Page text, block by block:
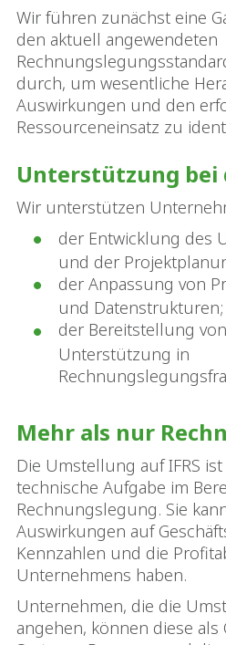
Wir führen zunächst eine
den aktuell angewendeten
durch, um wesentliche
Auswirkungen und den
Ressourceneinsatz zu
Unterstützung bei
Wir unterstützen
der Entwicklung des
und der
der Anpassung von
und Datenstrukturen;
der Bereitstellung
Unterstützung in
Mehr als nur
Die Umstellung auf IFRS
technische Aufgabe im
Rechnungslegung. Sie
Auswirkungen auf
Kennzahlen und die
Unternehmens haben.
Unternehmen, die die
angehen, können diese als